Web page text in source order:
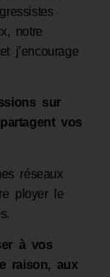
notre
j’encourage
sur
vos
réseaux
ployer le
à vos
raison, aux